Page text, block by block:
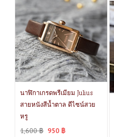
นาฬิกาเกรดพรีเมียม Julius
สายหนังสีน้ำตาล ดีไซน์สวย
หรู
1,600฿ 950 ฿